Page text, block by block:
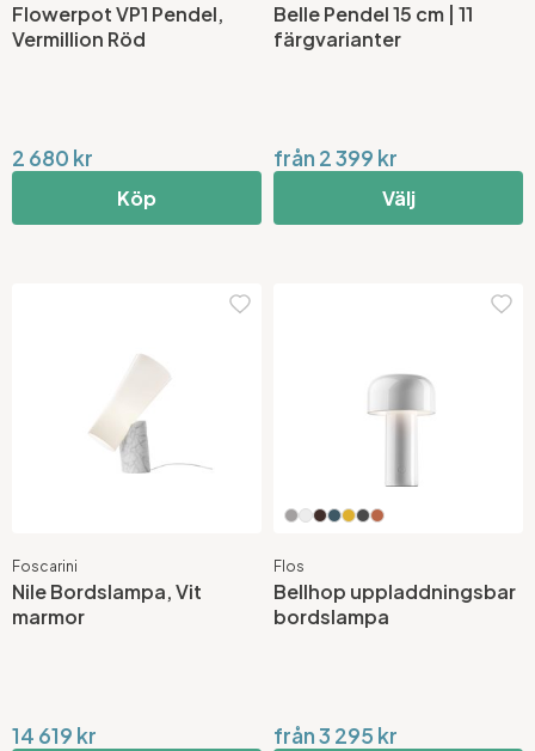
Flowerpot VP1 Pendel,
Vermillion Röd
2 680 kr
Köp
Belle Pendel 15 cm | 11
färgvarianter
från 2 399 kr
Välj
Foscarini
Nile Bordslampa, Vit
marmor
14 619 kr
Flos
Bellhop uppladdningsbar
bordslampa
från 3 295 kr